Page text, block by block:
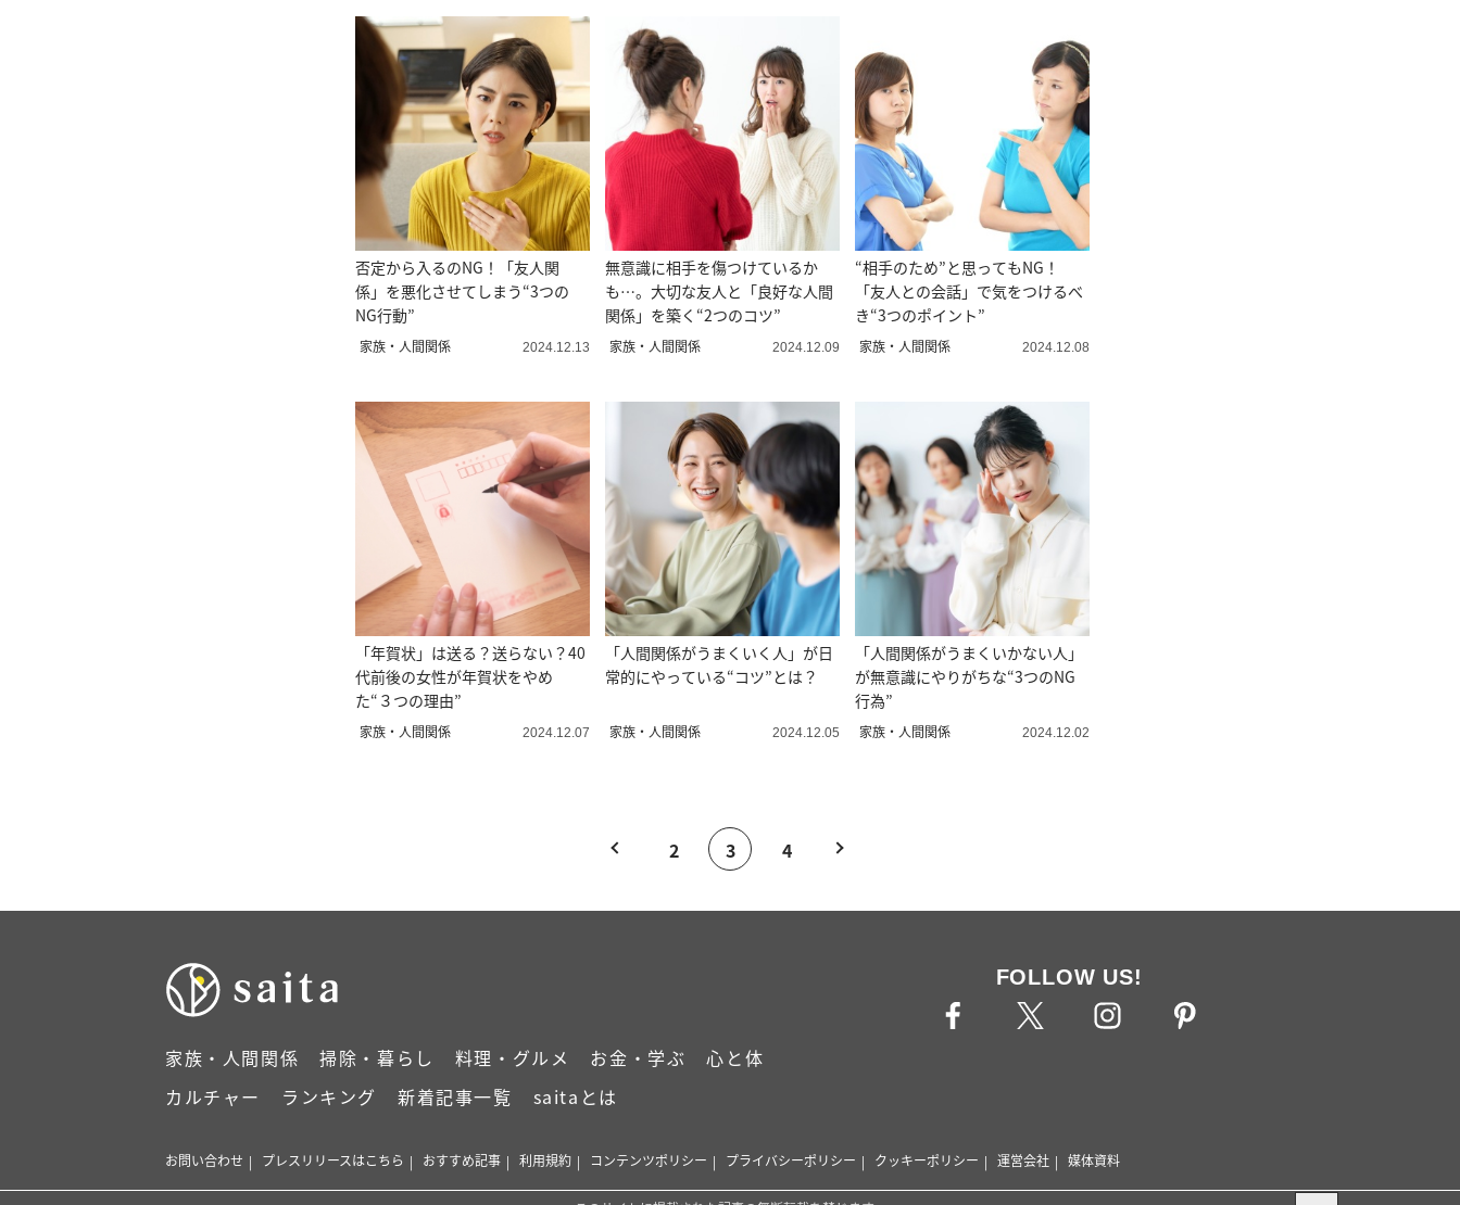
否定から入るのNG！「友人関
係」を悪化させてしまう“3つの
NG行動”
家族・人間関係 2024.12.13
無意識に相手を傷つけているか
も…。大切な友人と「良好な人間
関係」を築く“2つのコツ”
家族・人間関係 2024.12.09
“相手のため”と思ってもNG！
「友人との会話」で気をつけるべ
き“3つのポイント”
家族・人間関係 2024.12.08
「年賀状」は送る？送らない？40
代前後の女性が年賀状をやめ
た“３つの理由”
家族・人間関係 2024.12.07
「人間関係がうまくいく人」が日
常的にやっている“コツ”とは？
家族・人間関係 2024.12.05
「人間関係がうまくいかない人」
が無意識にやりがちな“3つのNG
行為”
家族・人間関係 2024.12.02
2 3 4
家族・人間関係 掃除・暮らし 料理・グルメ お金・学ぶ
心と体
カルチャー
ランキング 新着記事一覧 saitaとは
FOLLOW US!
お問い合わせ プレスリリースはこちら おすすめ記事 利用規約 コンテンツポリシー プライバシーポリシー クッキーポリシー 運営会社 媒体資料